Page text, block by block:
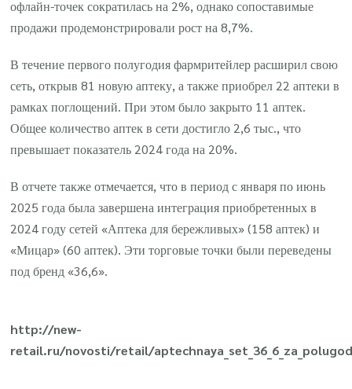
офлайн-точек сократилась на 2%, однако сопоставимые
продажи продемонстрировали рост на 8,7%.
В течение первого полугодия фармритейлер расширил свою
сеть, открыв 81 новую аптеку, а также приобрел 22 аптеки в
рамках поглощений. При этом было закрыто 11 аптек.
Общее количество аптек в сети достигло 2,6 тыс., что
превышает показатель 2024 года на 20%.
В отчете также отмечается, что в период с января по июнь
2025 года была завершена интеграция приобретенных в
2024 году сетей «Аптека для бережливых» (158 аптек) и
«Мицар» (60 аптек). Эти торговые точки были переведены
под бренд «36,6».
http://new-
retail.ru/novosti/retail/